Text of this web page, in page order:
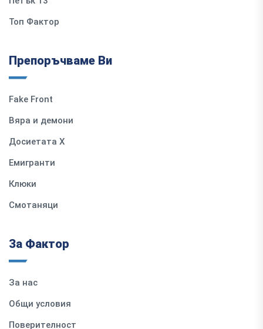
Топ Фактор
Препоръчваме Ви
Fake Front
Вяра и демони
Досиетата Х
Емигранти
Клюки
Смотаняци
За Фактор
За нас
Общи условия
Поверителност